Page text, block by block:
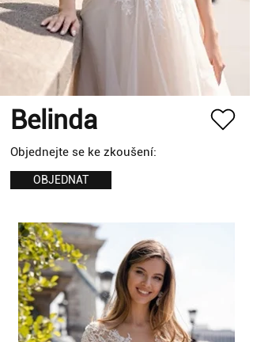
Belinda
Objednejte se ke zkoušení:
OBJEDNAT